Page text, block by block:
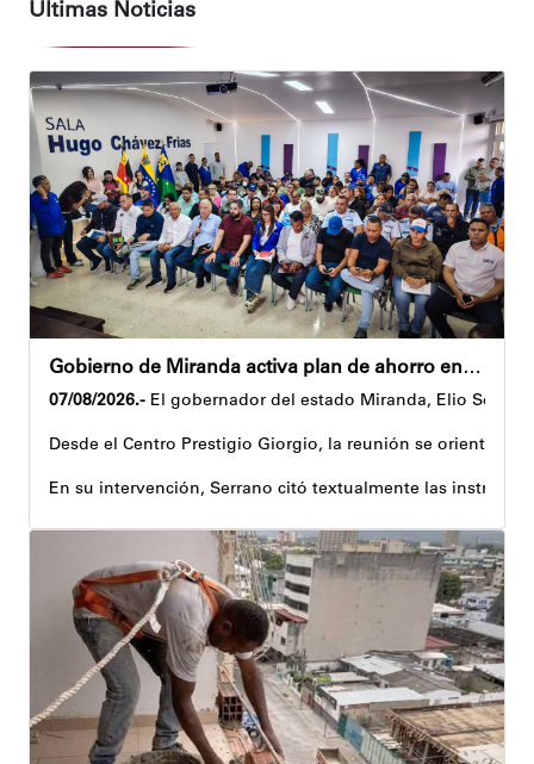
Últimas Noticias
Gobierno de Miranda activa plan de ahorro energético en la entidad
07/08/2026.- El gobernador del estado Miranda, Elio
Desde el Centro Prestigio Giorgio, la reunión se orientó al
En su intervención, Serrano citó textualmente las
Igualmente, explicó que el propósito central de este
Despliegue territorial
El encuentro contó con la participación del diputado
Como parte de los acuerdos orientados durante la
Joshua Piña